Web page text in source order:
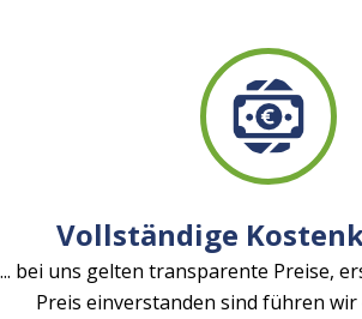
Vollständige
... bei uns gelten transparente Preise,
Preis einverstanden sind führen